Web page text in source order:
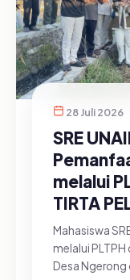
28 Juli 2026
SRE
melalui
TIRTA
Mahasiswa
melalui
Desa Ngerong